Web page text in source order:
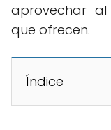
aprovechar al
que ofrecen.
Índice